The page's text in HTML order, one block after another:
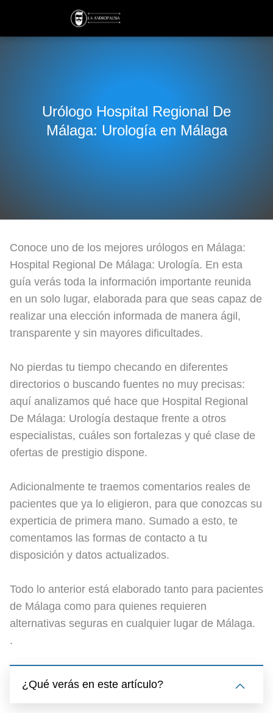
Urólogo Hospital Regional De
Málaga: Urología en Málaga
Conoce uno de los mejores urólogos en Málaga:
Hospital Regional De Málaga: Urología. En esta
guía verás toda la información importante reunida
en un solo lugar, elaborada para que seas capaz de
realizar una elección informada de manera ágil,
transparente y sin mayores dificultades.
No pierdas tu tiempo checando en diferentes
directorios o buscando fuentes no muy precisas:
aquí analizamos qué hace que Hospital Regional
De Málaga: Urología destaque frente a otros
especialistas, cuáles son fortalezas y qué clase de
ofertas de prestigio dispone.
Adicionalmente te traemos comentarios reales de
pacientes que ya lo eligieron, para que conozcas su
experticia de primera mano. Sumado a esto, te
comentamos las formas de contacto a tu
disposición y datos actualizados.
Todo lo anterior está elaborado tanto para pacientes
de Málaga como para quienes requieren
alternativas seguras en cualquier lugar de Málaga.
.
¿Qué verás en este artículo?